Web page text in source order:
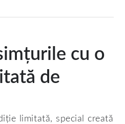
cu o
de
limitată, special creată